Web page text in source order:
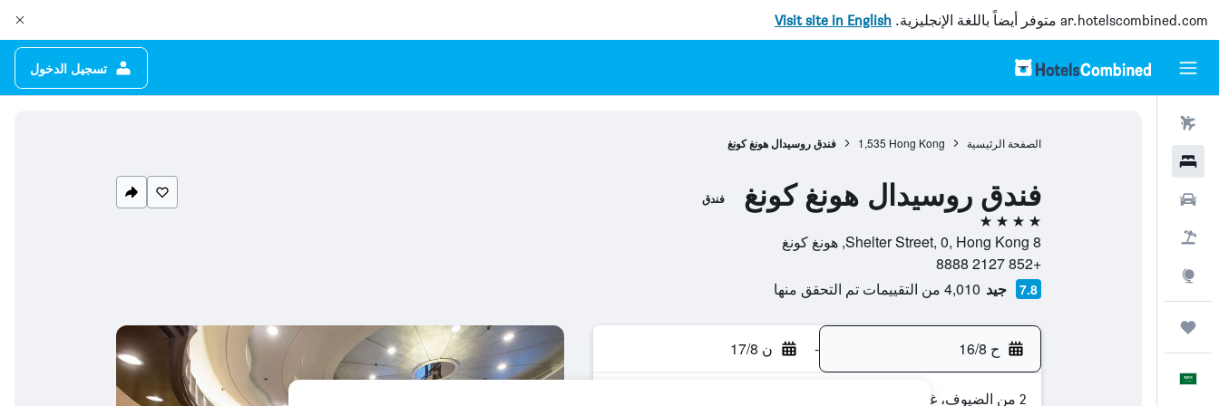
ar.hotelscombined.com متوفر أيضاً باللغة الإنجليزية. Visit site in English
تسجيل الدخول
الصفحة الرئيسية Hong Kong
1,535 فندق روسيدال هونغ كونغ
فندق روسيدال هونغ كونغ فندق
4 نجوم
8 Shelter Street, 0, Hong Kong, هونغ كونغ
+852 2127 8888
7.8 جيد 4,010 من التقييمات تم التحقق منها
ح 16/8 - ن 17/8
2 من الضيوف، غرفة واحدة